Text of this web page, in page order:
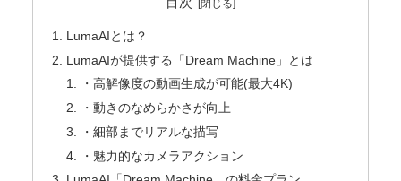
目次
LumaAIとは？
LumaAIが提供する「Dream Machine」とは
・高解像度の動画生成が可能(最大4K)
・動きのなめらかさが向上
・細部までリアルな描写
・魅力的なカメラアクション